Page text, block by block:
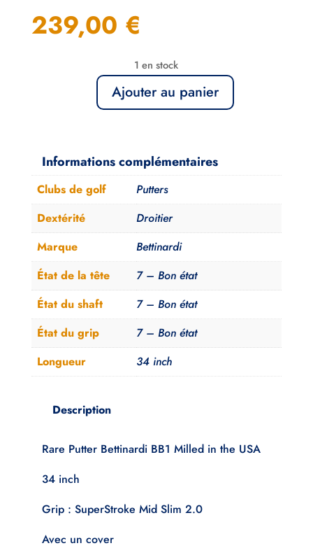
239,00 €
1 en stock
quantité
Bettinardi
BB1
USA
Ajouter au panier
Informations complémentaires
Clubs de golf
Putters
Dextérité
Droitier
Marque
Bettinardi
État de la tête
7 – Bon état
État du shaft
7 – Bon état
État du grip
7 – Bon état
Longueur
34 inch
Description
Rare Putter Bettinardi BB1 Milled in the USA
34 inch
Grip : SuperStroke Mid Slim 2.0
Avec un cover